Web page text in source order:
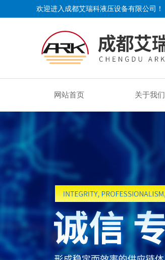
欢迎进入成都艾瑞科液压设备有限公司！
网站首页 关于我们